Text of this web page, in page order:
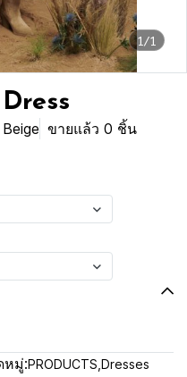
1/1
ขายแล้ว 0 ชิ้น
หมู่:PRODUCTS Dresses